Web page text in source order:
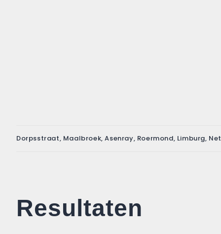
Dorpsstraat, Maalbroek, Asenray, Roermond, Limburg,
Resultaten